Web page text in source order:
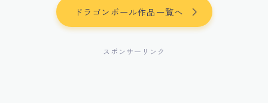
ドラゴンボール作品一覧へ
スポンサーリンク